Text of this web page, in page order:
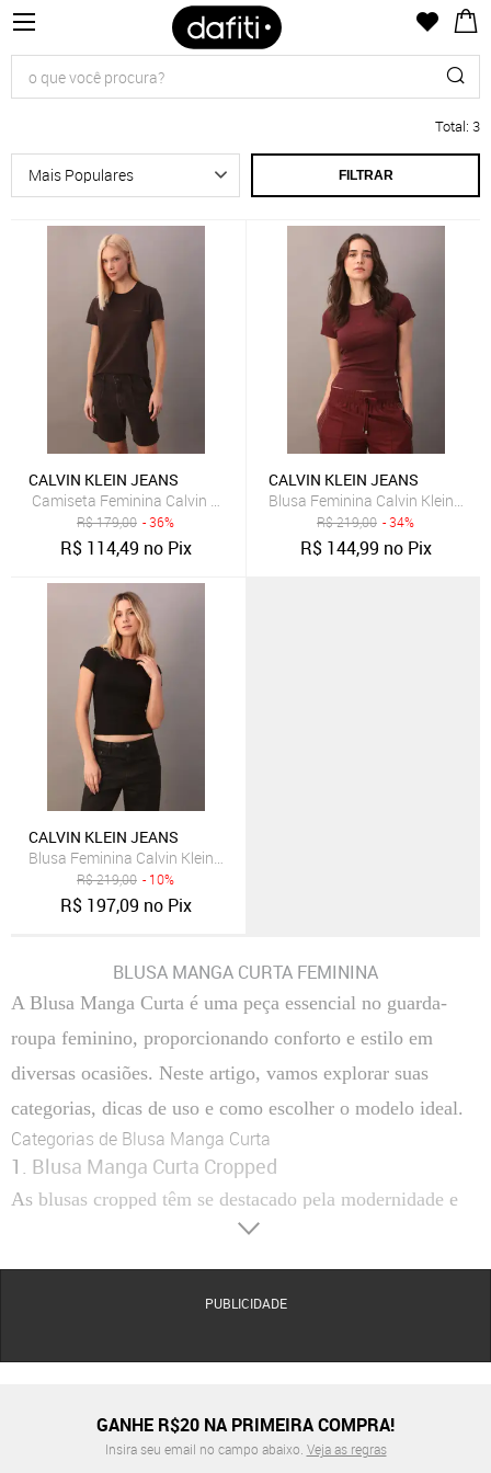
Total: 3
FILTRAR
CALVIN KLEIN JEANS
Camiseta Feminina Calvin Klein Jeans Marrom
R$179,00 - 36%
R$ 114,49 no Pix
CALVIN KLEIN JEANS
Blusa Feminina Calvin Klein
R$219,00 - 34%
R$ 144,99 no Pix
CALVIN KLEIN JEANS
Blusa Feminina Calvin Klein Jeans Cropped Preta
R$219,00 - 10%
R$ 197,09 no Pix
BLUSA MANGA CURTA FEMININA
A Blusa Manga Curta é uma peça essencial no guarda-
roupa feminino, proporcionando conforto e estilo em
diversas ocasiões. Neste artigo, vamos explorar suas
categorias, dicas de uso e como escolher o modelo ideal.
Categorias de Blusa Manga Curta
1. Blusa Manga Curta Cropped
As blusas cropped têm se destacado pela modernidade e
versatilidade. Perfeitas para looks casuais e descontraídos,
combinam bem com saias, shorts e calças de cintura alta.
2. Blusa Manga Curta Reta
compor um visual mais sóbrio. Elas ficam ótimas em
3. Blusa Manga Curta Estampada
PUBLICIDADE
GANHE R$20 NA PRIMEIRA COMPRA!
Insira seu email no campo abaixo. Veja as regras